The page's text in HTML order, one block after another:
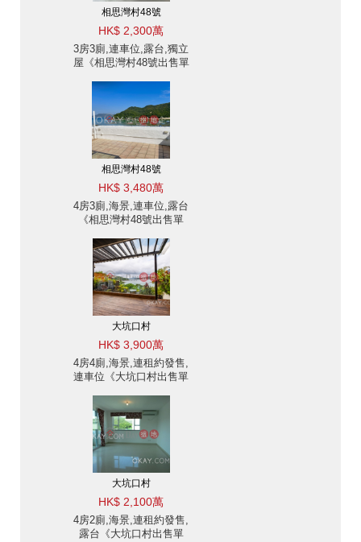
相思灣村48號
HK$ 2,300萬
3房3廁,連車位,露台,獨立
屋《相思灣村48號出售單
相思灣村48號
HK$ 3,480萬
4房3廁,海景,連車位,露台
《相思灣村48號出售單
大坑口村
HK$ 3,900萬
4房4廁,海景,連租約發售,
連車位《大坑口村出售單
大坑口村
HK$ 2,100萬
4房2廁,海景,連租約發售,
露台《大坑口村出售單